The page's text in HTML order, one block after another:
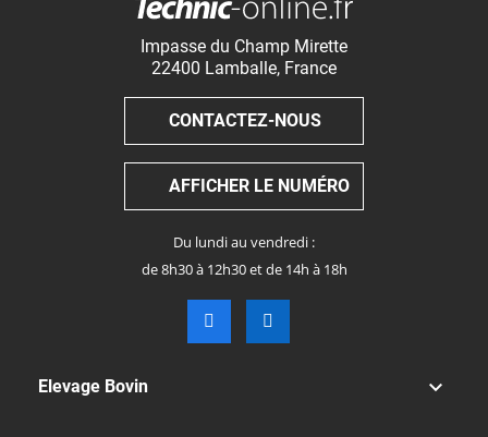
Impasse du Champ Mirette
22400 Lamballe, France
CONTACTEZ-NOUS
AFFICHER LE NUMÉRO
Du lundi au vendredi :
de 8h30 à 12h30 et de 14h à 18h
Elevage Bovin 